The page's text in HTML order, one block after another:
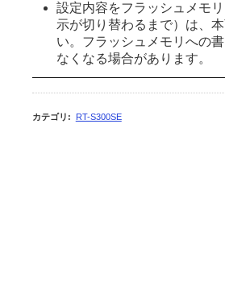
設定内容をフラッシュメモ
示が切り替わるまで）は、
い。フラッシュメモリへの
なくなる場合があります。
カテゴリ : RT-S300SE